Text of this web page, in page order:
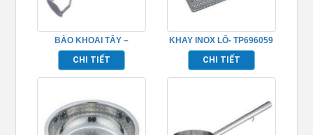
BÀO KHOAI TÂY –
TP696109
CHI TIẾT
KHAY INOX LỔ- TP696059
CHI TIẾT